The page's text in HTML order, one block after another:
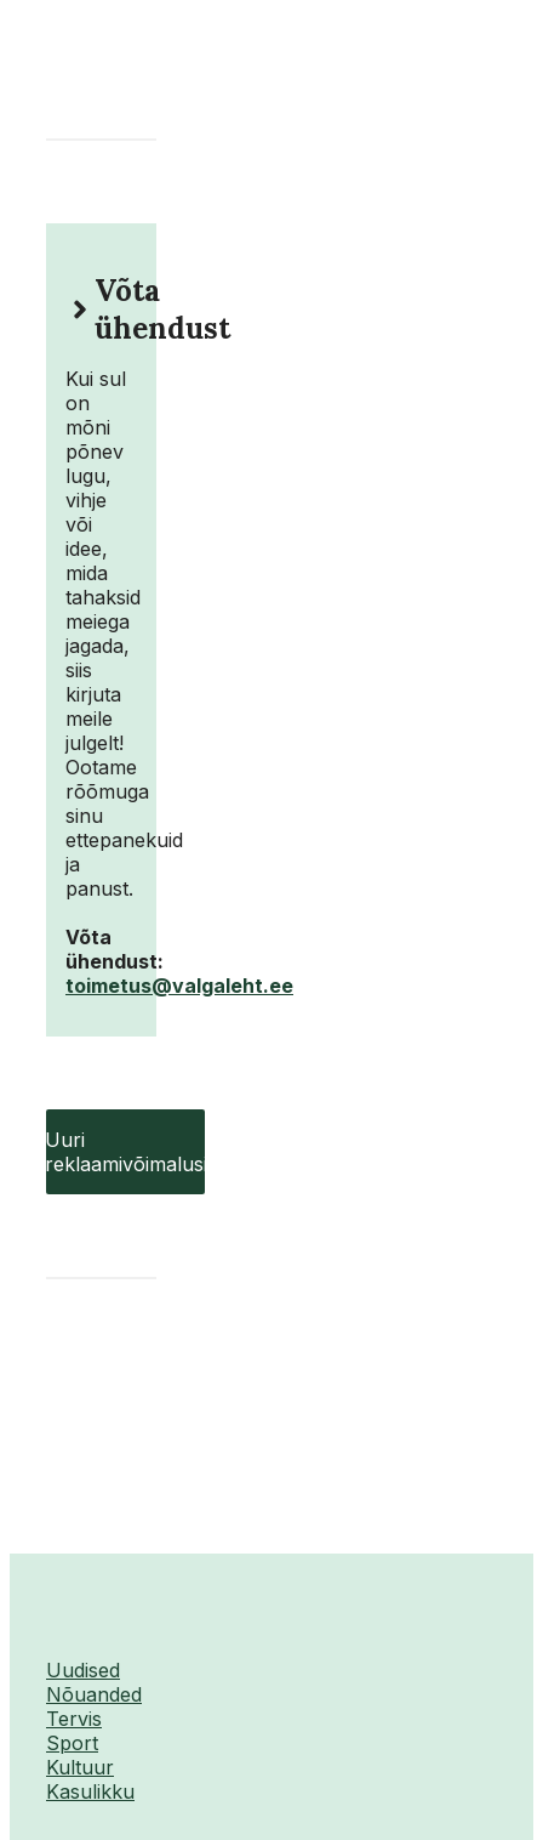
Võta
ühendust
Kui sul
on
mõni
põnev
lugu,
vihje
või
idee,
mida
tahaksid
meiega
jagada,
siis
kirjuta
meile
julgelt!
Ootame
rõõmuga
sinu
ettepanekuid
ja
panust.
Võta
ühendust:
toimetus@valgaleht.ee
Uuri
reklaamivõimalusi
Uudised
Nõuanded
Tervis
Sport
Kultuur
Kasulikku